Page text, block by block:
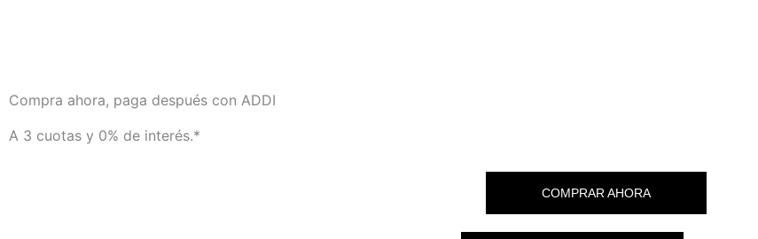
Compra ahora, paga después con ADDI
A 3 cuotas y 0% de interés.*
COMPRAR AHORA